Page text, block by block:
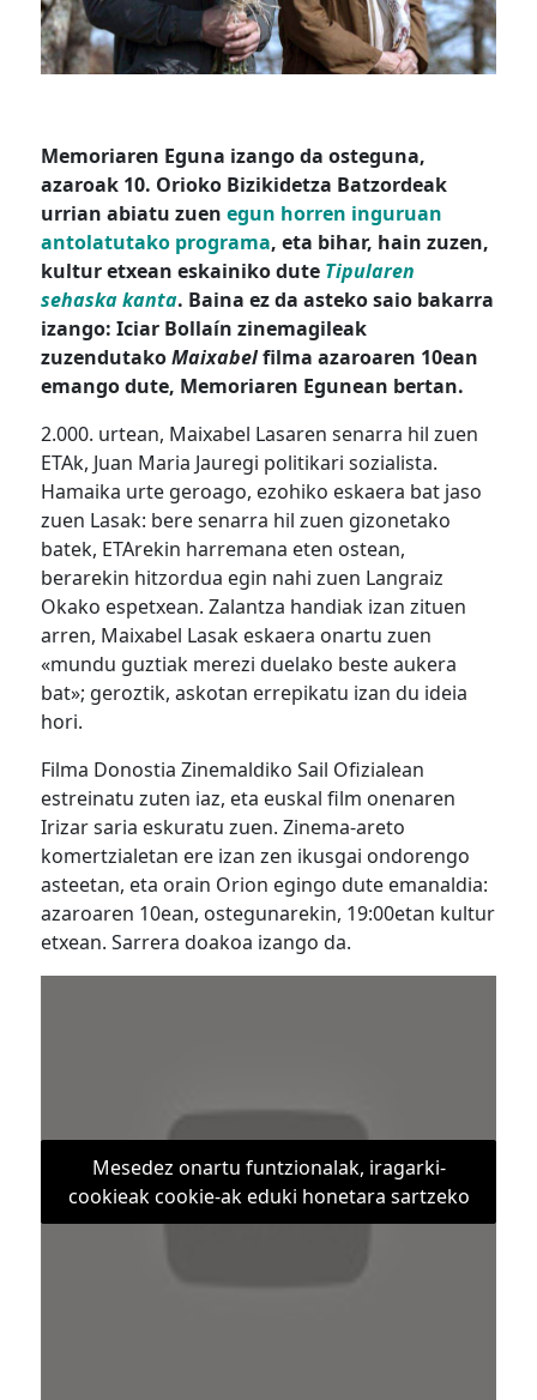
Memoriaren Eguna izango da osteguna,
azaroak 10. Orioko Bizikidetza Batzordeak
urrian abiatu zuenegun horren inguruan
antolatutako programa, eta bihar, hain zuzen,
kultur etxean eskainiko dute Tipularen
sehaska kanta. Baina ez da asteko saio bakarra
izango: Iciar Bollaín zinemagileak
zuzendutakoMaixabelfilma azaroaren 10ean
emango dute, Memoriaren Egunean bertan.
2.000. urtean, Maixabel Lasaren senarra hil zuen
ETAk, Juan Maria Jauregi politikari sozialista.
Hamaika urte geroago, ezohiko eskaera bat jaso
zuen Lasak: bere senarra hil zuen gizonetako
batek, ETArekin harremana eten ostean,
berarekin hitzordua egin nahi zuen Langraiz
Okako espetxean. Zalantza handiak izan zituen
arren, Maixabel Lasak eskaera onartu zuen
«mundu guztiak merezi duelako beste aukera
bat»; geroztik,askotan errepikatu izan du ideia
hori.
Filma Donostia Zinemaldiko Sail Ofizialean
estreinatu zuten iaz, eta euskal film onenaren
Irizar saria eskuratu zuen. Zinema-areto
komertzialetan ere izan zen ikusgai ondorengo
asteetan, eta orain Orion egingo dute emanaldia:
azaroaren 10ean, ostegunarekin, 19:00etan kultur
etxean. Sarrera doakoa izango da.
Mesedez onartu funtzionalak, iragarki-
cookieak cookie-ak eduki honetara sartzeko